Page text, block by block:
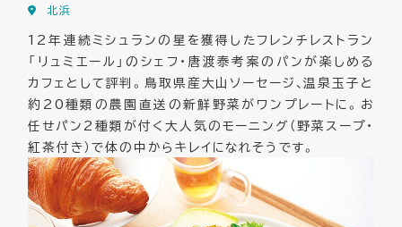
北浜
12年連続ミシュランの星を獲得したフレンチレストラン
「リュミエール」のシェフ・唐渡泰考案のパンが楽しめる
カフェとして評判。鳥取県産大山ソーセージ、温泉玉子と
約20種類の農園直送の新鮮野菜がワンプレートに。お
任せパン2種類が付く大人気のモーニング（野菜スープ・
紅茶付き）で体の中からキレイになれそうです。